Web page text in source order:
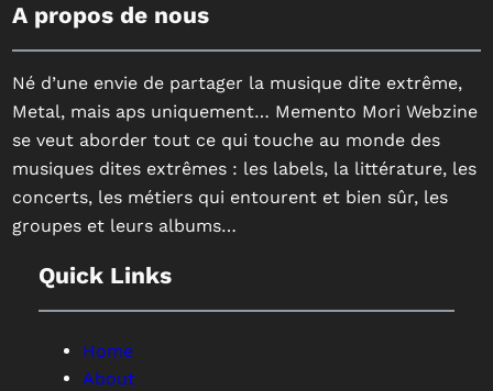
A propos de nous
Né d’une envie de partager la musique dite extrême,
Metal, mais aps uniquement… Memento Mori Webzine
se veut aborder tout ce qui touche au monde des
musiques dites extrêmes : les labels, la littérature, les
concerts, les métiers qui entourent et bien sûr, les
groupes et leurs albums…
Quick Links
Home
About